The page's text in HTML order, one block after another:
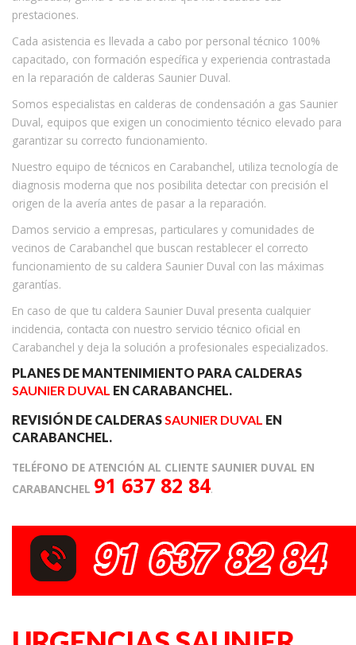
prestaciones.
Cada asistencia es llevada a cabo por personal técnico 100%
capacitado, con formación específica y experiencia contrastada
en la reparación de calderas Saunier Duval.
Somos especialistas en calderas de condensación a gas Saunier
Duval, equipos que exigen un conocimiento técnico elevado para
garantizar su correcto funcionamiento.
Nuestro equipo de técnicos en Carabanchel, utiliza tecnología de
diagnosis moderna que nos posibilita detectar con precisión el
origen de la avería antes de pasar a la reparación.
Damos servicio a empresas, particulares y comunidades de
vecinos de Carabanchel que buscan restablecer el correcto
funcionamiento de su caldera Saunier Duval con las máximas
garantías.
En caso de que tu caldera Saunier Duval presenta cualquier
incidencia, contacta con nuestro servicio técnico oficial en
Carabanchel y deja la solución a profesionales especializados.
PLANES DE MANTENIMIENTO PARA CALDERAS
SAUNIER DUVAL EN CARABANCHEL.
REVISIÓN DE CALDERASSAUNIER DUVAL EN
CARABANCHEL.
TELÉFONO DE ATENCIÓN AL CLIENTE SAUNIER DUVAL EN
CARABANCHEL 91 637 82 84.